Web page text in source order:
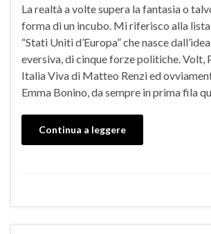
La realtà a volte supera la fantasia o
forma di un incubo. Mi riferisco alla
“Stati Uniti d’Europa” che nasce
eversiva, di cinque forze politiche. Volt,
Italia Viva di Matteo Renzi ed
Emma Bonino, da sempre in prima fila
Continua a leggere